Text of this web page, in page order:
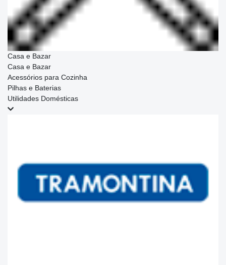
Casa e Bazar
Casa e Bazar
Acessórios para Cozinha
Pilhas e Baterias
Utilidades Domésticas